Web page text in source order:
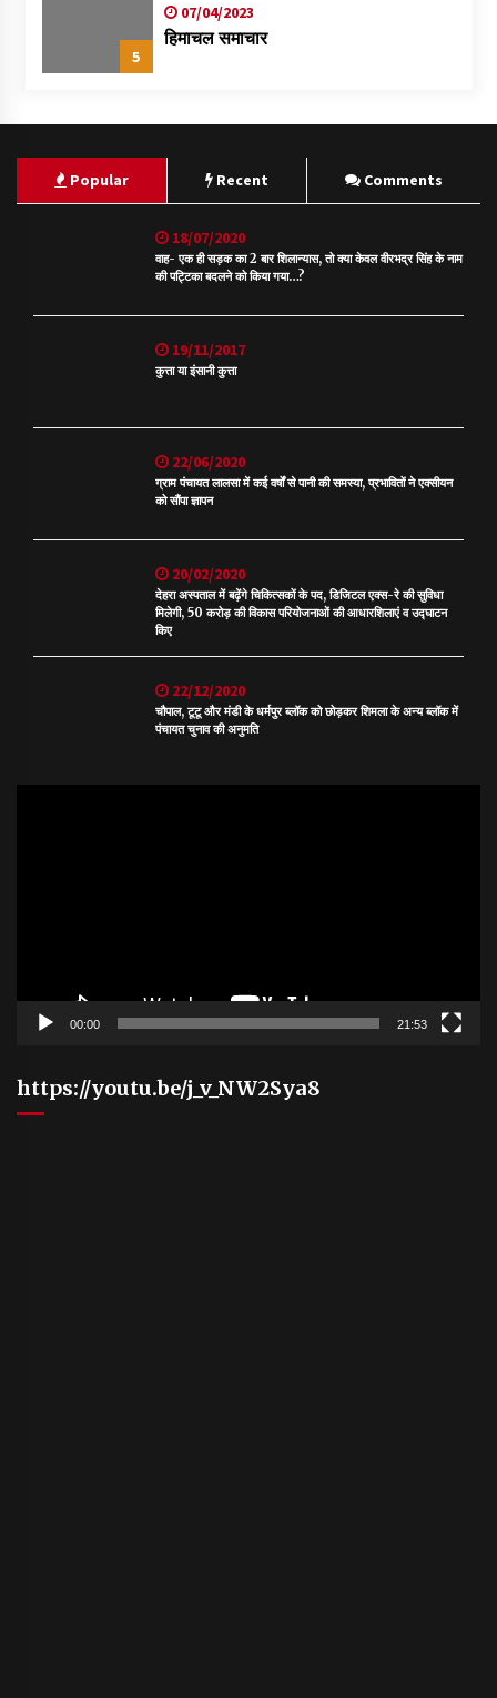
5
07/04/2023
हिमाचल समाचार
Popular Recent Comments
18/07/2020
वाह- एक ही सड़क का 2 बार शिलान्यास, तो क्या केवल वीरभद्र सिंह के नाम
की पट्टिका बदलने को किया गया…?
19/11/2017
कुत्ता या इंसानी कुत्ता
22/06/2020
ग्राम पंचायत लालसा में कई वर्षों से पानी की समस्या, प्रभावितों ने एक्सीयन
को सौंपा ज्ञापन
20/02/2020
देहरा अस्पताल में बढ़ेंगे चिकित्सकों के पद, डिजिटल एक्स-रे की सुविधा
मिलेगी, 50 करोड़ की विकास परियोजनाओं की आधारशिलाएं व उद्घाटन
किए
22/12/2020
चौपाल, टूटू और मंडी के धर्मपुर ब्लॉक को छोड़कर शिमला के अन्य ब्लॉक में
पंचायत चुनाव की अनुमति
00:00 21:53
https://youtu.be/j_v_NW2Sya8